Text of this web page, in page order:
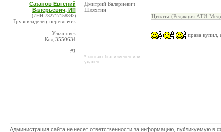
Сазанов Евгений
Валерьевич, ИП
(ИНН:732717158843)
Грузовладелец-перевозчик
Ульяновск
Код:3550634
#2
Дмитрий Валериевич
Шляхтин
* контакт был изменен или
удален
Цитата (Редакция АТИ-
права
Администрация сайта не несет ответственности за информацию, публикуемую